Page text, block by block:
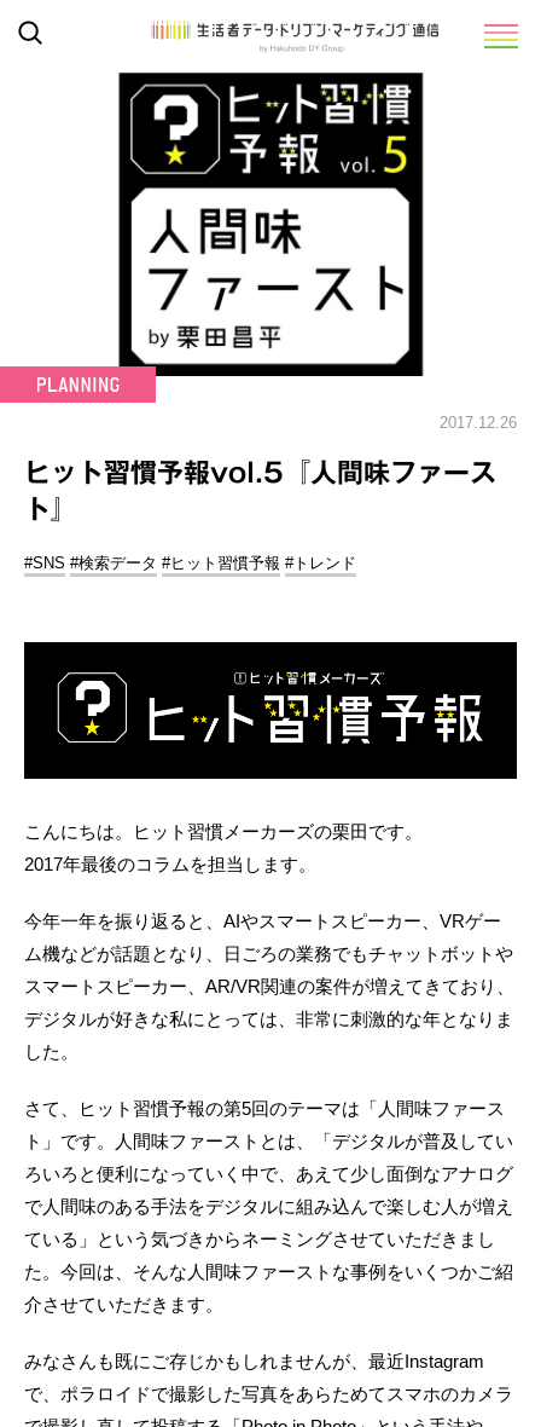
2017.12.26
ヒット習慣予報vol.5『人間味ファース
ト』
#SNS #検索データ #ヒット習慣予報 #トレンド
こんにちは。ヒット習慣メーカーズの栗田です。
2017年最後のコラムを担当します。
今年一年を振り返ると、AIやスマートスピーカー、VRゲー
ム機などが話題となり、日ごろの業務でもチャットボットや
スマートスピーカー、AR/VR関連の案件が増えてきており、
デジタルが好きな私にとっては、非常に刺激的な年となりま
した。
さて、ヒット習慣予報の第5回のテーマは「人間味ファース
ト」です。人間味ファーストとは、「デジタルが普及してい
ろいろと便利になっていく中で、あえて少し面倒なアナログ
で人間味のある手法をデジタルに組み込んで楽しむ人が増え
ている」という気づきからネーミングさせていただきまし
た。今回は、そんな人間味ファーストな事例をいくつかご紹
介させていただきます。
みなさんも既にご存じかもしれませんが、最近Instagram
で、ポラロイドで撮影した写真をあらためてスマホのカメラ